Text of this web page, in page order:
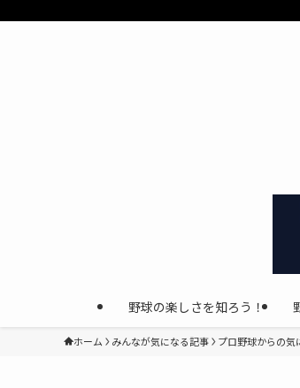
野球の楽しさを知ろう！
ホーム みんなが気になる記事 プロ野球からの気